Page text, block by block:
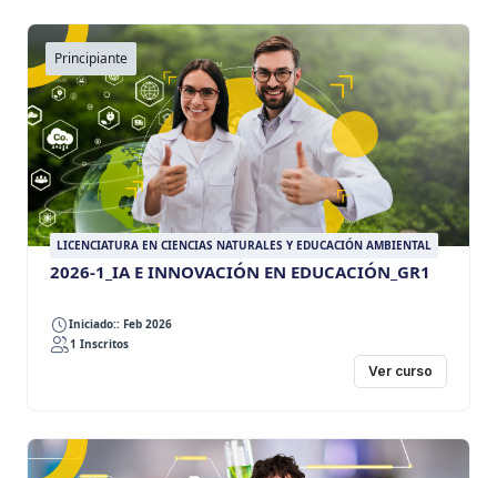
Principiante
LICENCIATURA EN CIENCIAS NATURALES Y EDUCACIÓN AMBIENTAL
2026-1_IA E INNOVACIÓN EN EDUCACIÓN_GR1
Iniciado:: Feb 2026
1 Inscritos
Ver curso